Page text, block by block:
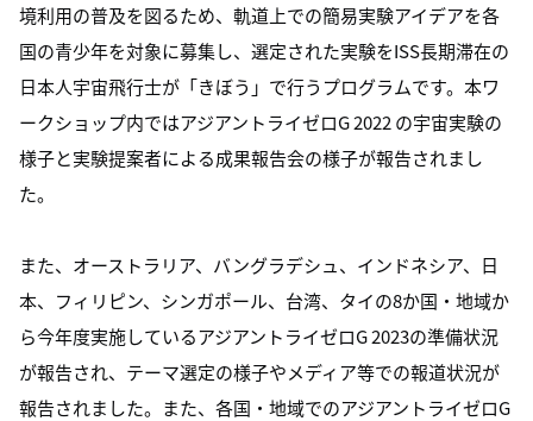
境利用の普及を図るため、軌道上での簡易実験アイデアを各
国の青少年を対象に募集し、選定された実験をISS長期滞在の
日本人宇宙飛行士が「きぼう」で行うプログラムです。本ワ
ークショップ内ではアジアントライゼロG 2022 の宇宙実験の
様子と実験提案者による成果報告会の様子が報告されまし
た。
また、オーストラリア、バングラデシュ、インドネシア、日
本、フィリピン、シンガポール、台湾、タイの8か国・地域か
ら今年度実施しているアジアントライゼロG 2023の準備状況
が報告され、テーマ選定の様子やメディア等での報道状況が
報告されました。また、各国・地域でのアジアントライゼロG